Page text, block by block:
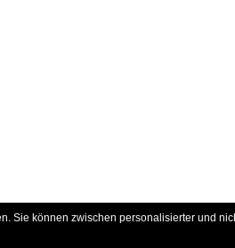
Sie können zwischen personalisierter und